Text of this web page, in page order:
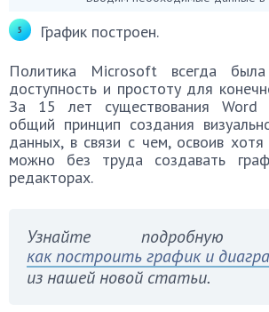
График построен.
Политика Microsoft всегда
доступность и простоту для
За 15 лет существования Word
общий принцип создания
данных, в связи с чем, освоив
можно без труда создавать
редакторах.
Узнайте подробную
как построить график и
из нашей новой статьи.